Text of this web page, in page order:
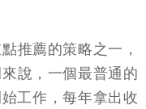
推薦的策略之一，
說，一個最普通的
工作，每年拿出收